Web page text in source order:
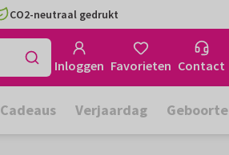
CO2-neutraal gedrukt
Inloggen Favorieten Contact
Cadeaus Verjaardag Geboorte